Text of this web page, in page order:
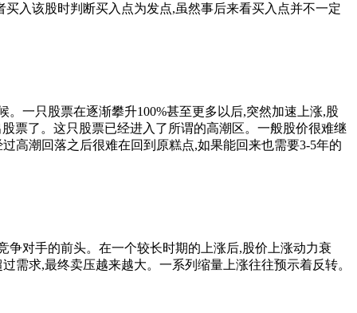
入该股时判断买入点为发点,虽然事后来看买入点并不一定
一只股票在逐渐攀升100%甚至更多以后,突然加速上涨,股
票了。这只股票已经进入了所谓的高潮区。一般股价很难继
高潮回落之后很难在回到原糕点,如果能回来也需要3-5年的
对手的前头。在一个较长时期的上涨后,股价上涨动力衰
需求,最终卖压越来越大。一系列缩量上涨往往预示着反转。